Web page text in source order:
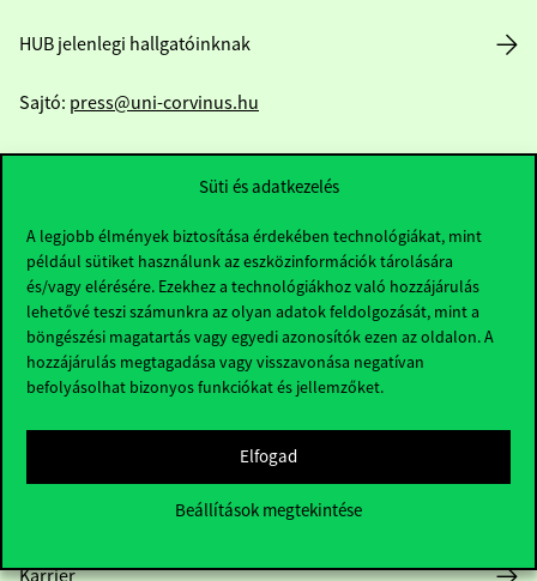
Süti és adatkezelés
A legjobb élmények biztosítása érdekében technológiákat, mint
például sütiket használunk az eszközinformációk tárolására
és/vagy elérésére. Ezekhez a technológiákhoz való hozzájárulás
lehetővé teszi számunkra az olyan adatok feldolgozását, mint a
böngészési magatartás vagy egyedi azonosítók ezen az oldalon. A
hozzájárulás megtagadása vagy visszavonása negatívan
befolyásolhat bizonyos funkciókat és jellemzőket.
Elfogad
Beállítások megtekintése
HUB jelenlegi hallgatóinknak
Sajtó: press@uni-corvinus.hu
Hasznos linkek
Nyitvatartás
Karrier